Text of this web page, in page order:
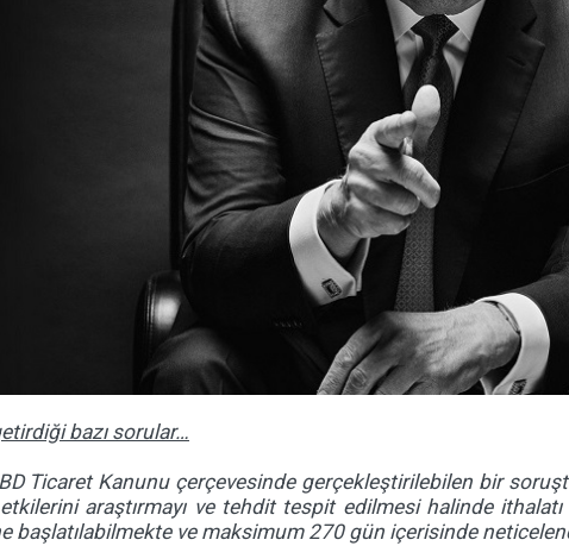
bazı sorular…
Ticaret Kanunu çerçevesinde gerçekleştirilebilen bir
etkilerini araştırmayı ve tehdit tespit edilmesi halinde
başlatılabilmekte ve maksimum 270 gün içerisinde